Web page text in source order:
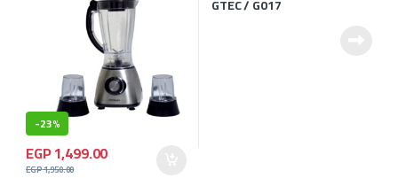
-23%
EGP1,499.00
EGP1,950.00